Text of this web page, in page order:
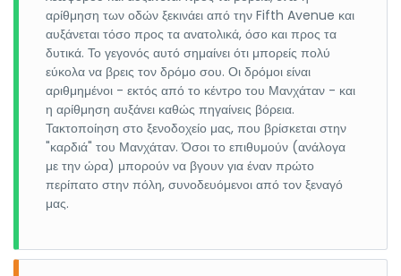
αρίθμηση των οδών ξεκινάει από την Fifth Avenue και
αυξάνεται τόσο προς τα ανατολικά, όσο και προς τα
δυτικά. Το γεγονός αυτό σημαίνει ότι μπορείς πολύ
εύκολα να βρεις τον δρόμο σου. Οι δρόμοι είναι
αριθμημένοι - εκτός από το κέντρο του Μανχάταν - και
η αρίθμηση αυξάνει καθώς πηγαίνεις βόρεια.
Τακτοποίηση στο ξενοδοχείο μας, που βρίσκεται στην
"καρδιά" του Μανχάταν. Όσοι το επιθυμούν (ανάλογα
με την ώρα) μπορούν να βγουν για έναν πρώτο
περίπατο στην πόλη, συνοδευόμενοι από τον ξεναγό
μας.